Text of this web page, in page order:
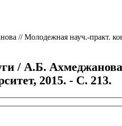
// Молодежная науч.-практ.
/ А.Б.
2015. - С. 213.